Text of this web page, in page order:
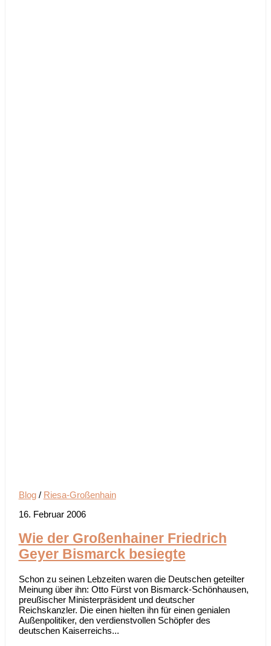
Blog/ Riesa-Großenhain
16. Februar 2006
Wie der Großenhainer Friedrich
Geyer Bismarck besiegte
Schon zu seinen Lebzeiten waren die Deutschen geteilter
Meinung über ihn: Otto Fürst von Bismarck-Schönhausen,
preußischer Ministerpräsident und deutscher
Reichskanzler. Die einen hielten ihn für einen genialen
Außenpolitiker, den verdienstvollen Schöpfer des
deutschen Kaiserreichs...